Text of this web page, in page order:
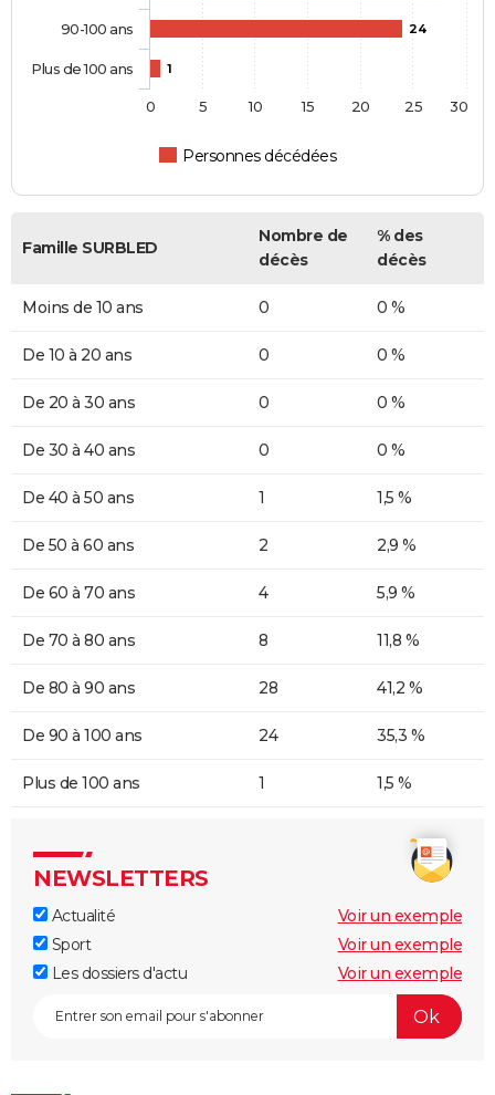
24
1
Personnes décédées
90-100 ans
Plus de 100 ans
0 5 10 15 20 25 30
Famille SURBLED
Nombre de
décès
% des
décès
Moins de 10 ans 0 0 %
De 10 à 20 ans 0 0 %
De 20 à 30 ans 0 0 %
De 30 à 40 ans 0 0 %
De 40 à 50 ans 1 1,5 %
De 50 à 60 ans 2 2,9 %
De 60 à 70 ans 4 5,9 %
De 70 à 80 ans 8 11,8 %
De 80 à 90 ans 28 41,2 %
De 90 à 100 ans 24 35,3 %
Plus de 100 ans 1 1,5 %
NEWSLETTERS
Actualité
Voir un exemple
Sport
Voir un exemple
Les dossiers d'actu
Voir un exemple